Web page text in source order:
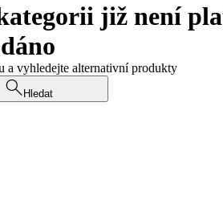
již není
a vyhledejte alternativní produkty
Hledat